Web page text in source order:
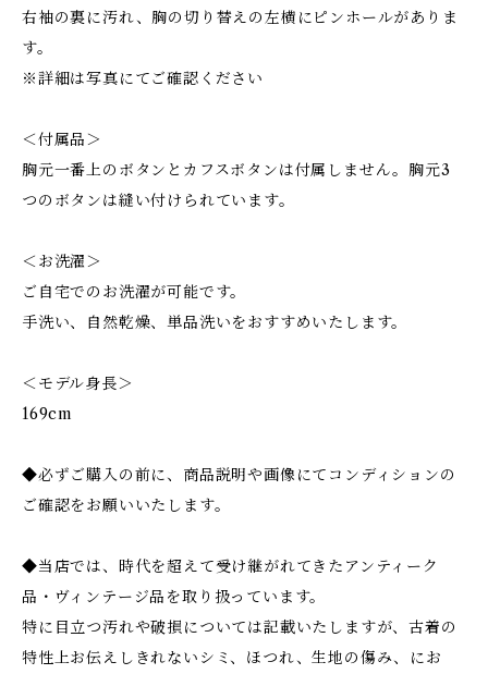
右袖の裏に汚れ、胸の切り替えの左横にピンホールがありま
す。
※詳細は写真にてご確認ください
＜付属品＞
胸元一番上のボタンとカフスボタンは付属しません。胸元3
つのボタンは縫い付けられています。
＜お洗濯＞
ご自宅でのお洗濯が可能です。
手洗い、自然乾燥、単品洗いをおすすめいたします。
＜モデル身長＞
169cm
◆必ずご購入の前に、商品説明や画像にてコンディションの
ご確認をお願いいたします。
◆当店では、時代を超えて受け継がれてきたアンティーク
品・ヴィンテージ品を取り扱っています。
特に目立つ汚れや破損については記載いたしますが、古着の
特性上お伝えしきれないシミ、ほつれ、生地の傷み、にお